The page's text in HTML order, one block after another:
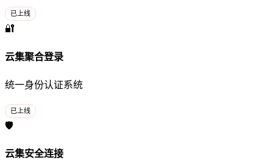
已上线
🔐
云集聚合登录
统一身份认证系统
已上线
🛡️
云集安全连接